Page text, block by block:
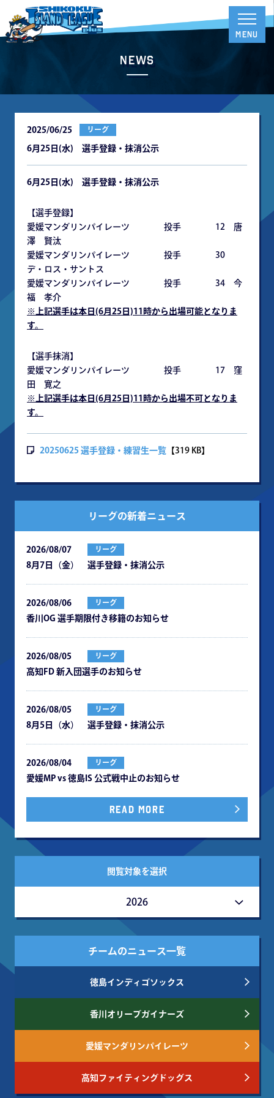
News
2025/06/25 リーグ
6月25日(水) 選手登録・抹消公示
6月25日(水) 選手登録・抹消公示
【選手登録】
愛媛マンダリンパイレーツ 投手 12 唐
澤 賢汰
愛媛マンダリンパイレーツ 投手 30
デ・ロス・サントス
愛媛マンダリンパイレーツ 投手 34 今
福 孝介
※上記選手は本日(6月25日)11時から出場可能となりま
す。
【選手抹消】
愛媛マンダリンパイレーツ 投手 17 窪
田 寛之
※上記選手は本日(6月25日)11時から出場不可となりま
す。
20250625 選手登録・練習生一覧 【319 KB】
リーグの新着ニュース
2026/08/07 リーグ
8月7日（金） 選手登録・抹消公示
2026/08/06 リーグ
⾹川OG 選⼿期限付き移籍のお知らせ
2026/08/05 リーグ
⾼知FD 新⼊団選⼿のお知らせ
2026/08/05 リーグ
8月5日（水） 選手登録・抹消公示
2026/08/04 リーグ
愛媛MP vs 徳島IS 公式戦中⽌のお知らせ
READ MORE
閲覧対象を選択
2026
チームのニュース一覧
徳島インディゴソックス
香川オリーブガイナーズ
愛媛マンダリンパイレーツ
高知ファイティングドッグス